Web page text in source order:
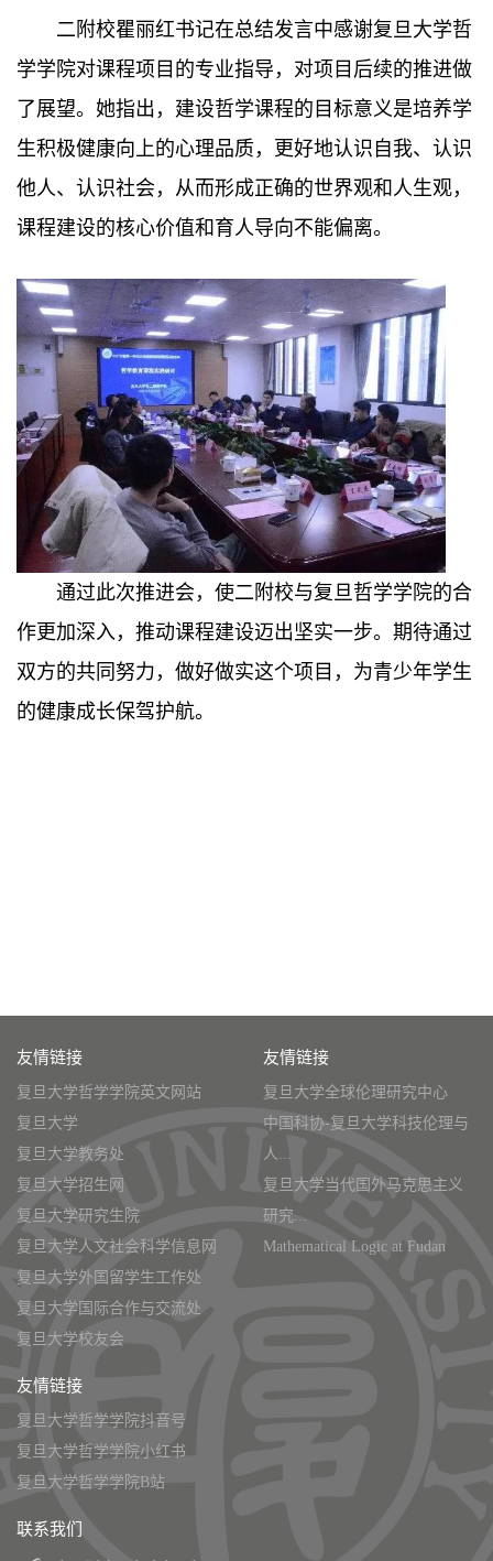
二附校瞿丽红书记在总结发言中感谢复旦大学哲
学学院对课程项目的专业指导，对项目后续的推进做
了展望。她指出，建设哲学课程的目标意义是培养学
生积极健康向上的心理品质，更好地认识自我、认识
他人、认识社会，从而形成正确的世界观和人生观，
课程建设的核心价值和育人导向不能偏离。
通过此次推进会，使二附校与复旦哲学学院的合
作更加深入，推动课程建设迈出坚实一步。期待通过
双方的共同努力，做好做实这个项目，为青少年学生
的健康成长保驾护航。
友情链接
复旦大学哲学学院英文网站
复旦大学
复旦大学教务处
复旦大学招生网
复旦大学研究生院
复旦大学人文社会科学信息网
复旦大学外国留学生工作处
复旦大学国际合作与交流处
复旦大学校友会
友情链接
复旦大学全球伦理研究中心
中国科协-复旦大学科技伦理与
人...
复旦大学当代国外马克思主义
研究...
Mathematical Logic at Fudan
友情链接
复旦大学哲学学院抖音号
复旦大学哲学学院小红书
复旦大学哲学学院B站
联系我们